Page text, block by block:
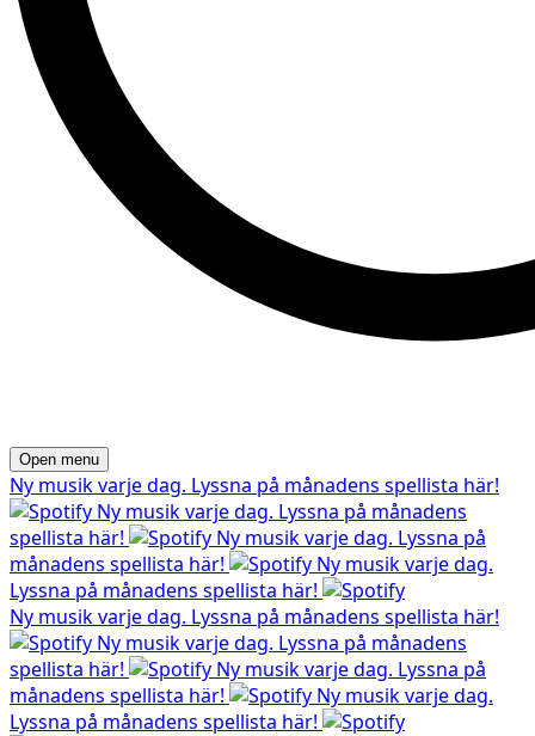
Open menu
Ny musik varje dag. Lyssna på månadens spellista här!
Ny musik varje dag. Lyssna på månadens
spellista här!
Ny musik varje dag. Lyssna på
månadens spellista här!
Ny musik varje dag.
Lyssna på månadens spellista här!
Ny musik varje dag. Lyssna på månadens spellista här!
Ny musik varje dag. Lyssna på månadens
spellista här!
Ny musik varje dag. Lyssna på
månadens spellista här!
Ny musik varje dag.
Lyssna på månadens spellista här!